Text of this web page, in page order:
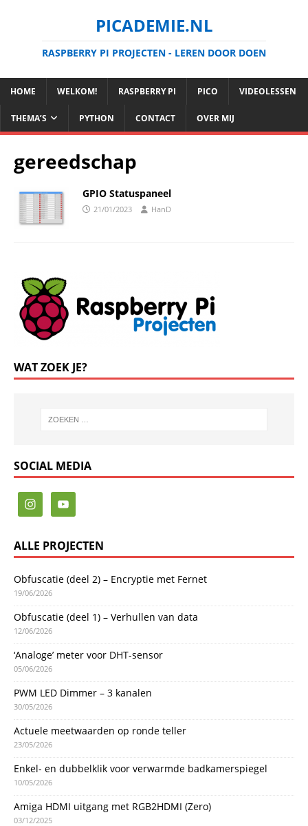
PICADEMIE.NL
RASPBERRY PI PROJECTEN - LEREN DOOR DOEN
HOME WELKOM! RASPBERRY PI PICO VIDEOLESSEN
THEMA’S PYTHON CONTACT OVER MIJ
gereedschap
GPIO Statuspaneel
21/01/2023 HanD
WAT ZOEK JE?
SOCIAL MEDIA
ALLE PROJECTEN
Obfuscatie (deel 2) – Encryptie met Fernet
19/06/2026
Obfuscatie (deel 1) – Verhullen van data
12/06/2026
‘Analoge’ meter voor DHT-sensor
05/06/2026
PWM LED Dimmer – 3 kanalen
30/05/2026
Actuele meetwaarden op ronde teller
23/05/2026
Enkel- en dubbelklik voor verwarmde badkamerspiegel
10/05/2026
Amiga HDMI uitgang met RGB2HDMI (Zero)
03/12/2025